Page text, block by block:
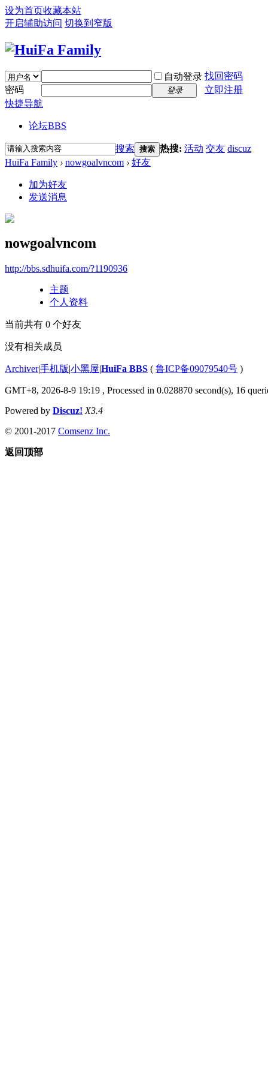
设为首页收藏本站
开启辅助访问 切换到窄版
自动登录 找回密码
密码
登录
立即注册
快捷导航
论坛BBS
搜索 搜索 热搜: 活动 交友 discuz
HuiFa Family › nowgoalvncom › 好友
加为好友
发送消息
nowgoalvncom
http://bbs.sdhuifa.com/?1190936
主题
个人资料
当前共有 0 个好友
没有相关成员
Archiver|手机版|小黑屋|HuiFa BBS ( 鲁ICP备09079540号 )
GMT+8, 2026-8-9 19:19 , Processed in 0.028870 second(s), 16
Powered by Discuz! X3.4
© 2001-2017 Comsenz Inc.
返回顶部